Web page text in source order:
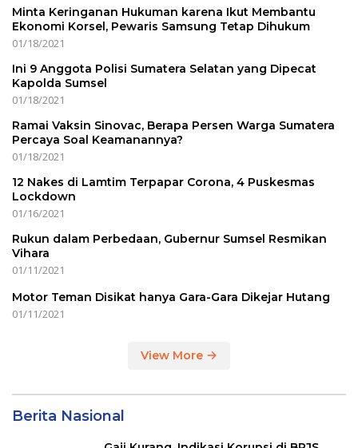
Minta Keringanan Hukuman karena Ikut Membantu
Ekonomi Korsel, Pewaris Samsung Tetap Dihukum
01/18/2021
Ini 9 Anggota Polisi Sumatera Selatan yang Dipecat
Kapolda Sumsel
01/18/2021
Ramai Vaksin Sinovac, Berapa Persen Warga Sumatera
Percaya Soal Keamanannya?
01/18/2021
12 Nakes di Lamtim Terpapar Corona, 4 Puskesmas
Lockdown
01/16/2021
Rukun dalam Perbedaan, Gubernur Sumsel Resmikan
Vihara
01/11/2021
Motor Teman Disikat hanya Gara-Gara Dikejar Hutang
01/11/2021
View More
Berita Nasional